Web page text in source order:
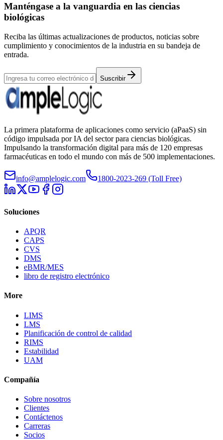
Manténgase a la vanguardia en las ciencias
biológicas
Reciba las últimas actualizaciones de productos, noticias sobre
cumplimiento y conocimientos de la industria en su bandeja de
entrada.
Suscribir
La primera plataforma de aplicaciones como servicio (aPaaS) sin
código impulsada por IA del sector para ciencias biológicas.
Impulsando la transformación digital para más de 120 empresas
farmacéuticas en todo el mundo con más de 500 implementaciones.
info@amplelogic.com 1800-2023-269 (Toll Free)
Soluciones
APQR
CAPS
CVS
DMS
eBMR/MES
libro de registro electrónico
More
LIMS
LMS
Planificación de control de calidad
RIMS
Estabilidad
UAM
Compañía
Sobre nosotros
Clientes
Contáctenos
Carreras
Socios